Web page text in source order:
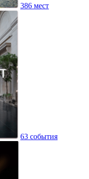
386 мест
63 события